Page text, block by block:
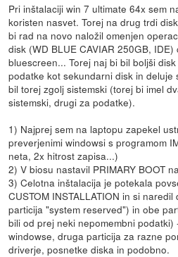
Pri inštalaciji win 7 ultimate 64x sem
koristen nasvet. Torej na drug trdi
bi rad na novo naložil omenjen
disk (WD BLUE CAVIAR 250GB,
bluescreen... Torej naj bi bil boljši
podatke kot sekundarni disk in
bil torej zgolj sistemski (torej bi imel
sistemski, drugi za podatke).
1) Najprej sem na laptopu zapekel
preverjenimi windowsi s programom
neta, 2x hitrost zapisa...)
2) V biosu nastavil PRIMARY BOOT
3) Celotna inštalacija je potekala
CUSTOM INSTALLATION in si
particija "system reserved") in obe
bili od prej neki nepomembni
windowse, druga particija za razne
driverje, posnetke diska in podobno.